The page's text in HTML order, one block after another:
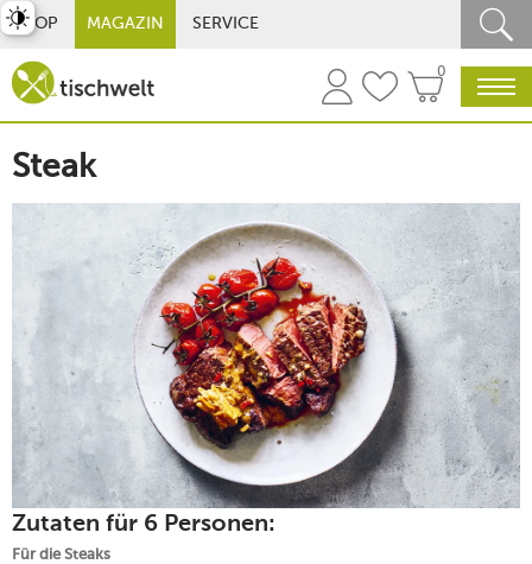
SHOP MAGAZIN SERVICE
0
Steak
Zutaten für 6 Personen:
Für die Steaks
umschalten